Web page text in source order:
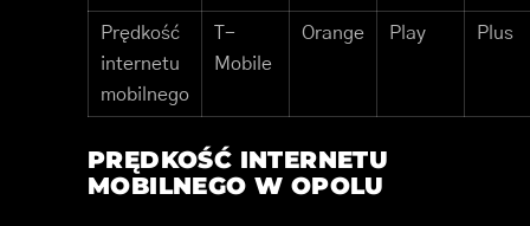
Prędkość
internetu
mobilnego
T-
Mobile
Orange Play Plus
PRĘDKOŚĆ INTERNETU
MOBILNEGO W OPOLU